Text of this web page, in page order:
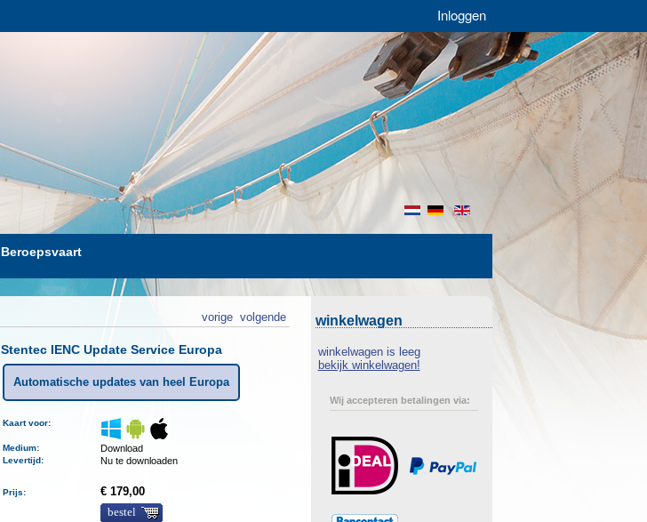
Inloggen
en
de
nl
Beroepsvaart
volgende
vorige
Stentec IENC Update Service Europa
Automatische updates van heel Europa
Kaart voor:
Medium: Download
Levertijd: Nu te downloaden
Prijs:
€ 179,00
bestel
winkelwagen
winkelwagen is leeg
bekijk winkelwagen!
Wij accepteren betalingen via: